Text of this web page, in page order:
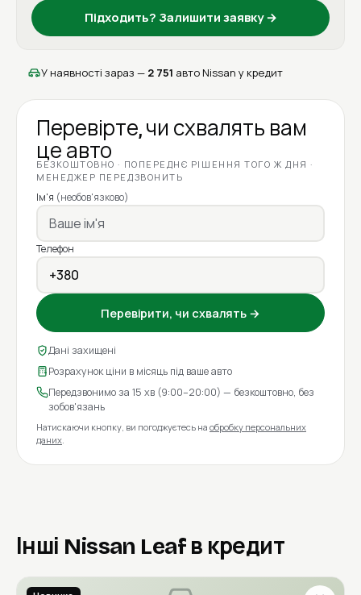
Підходить? Залишити заявку →
У наявності зараз — 2 751 авто Nissan у кредит
Перевірте, чи схвалять вам
це авто
БЕЗКОШТОВНО · ПОПЕРЕДНЄ РІШЕННЯ ТОГО Ж ДНЯ ·
МЕНЕДЖЕР ПЕРЕДЗВОНИТЬ
Ім'я (необов'язково)
Телефон
Перевірити, чи схвалять →
Дані захищені
Розрахунок ціни в місяць під ваше авто
Передзвонимо за 15 хв (9:00–20:00) — безкоштовно, без
зобов'язань
Натискаючи кнопку, ви погоджуєтесь на обробку персональних
даних.
Інші Nissan Leaf в кредит